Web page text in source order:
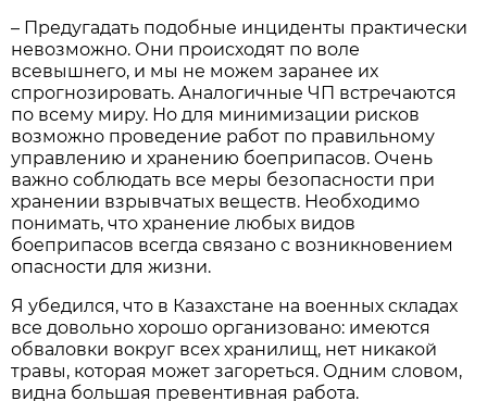
– Предугадать подобные инциденты практически
невозможно. Они происходят по воле
всевышнего, и мы не можем заранее их
спрогнозировать. Аналогичные ЧП встречаются
по всему миру. Но для минимизации рисков
возможно проведение работ по правильному
управлению и хранению боеприпасов. Очень
важно соблюдать все меры безопасности при
хранении взрывчатых веществ. Необходимо
понимать, что хранение любых видов
боеприпасов всегда связано с возникновением
опасности для жизни.
Я убедился, что в Казахстане на военных складах
все довольно хорошо организовано: имеются
обваловки вокруг всех хранилищ, нет никакой
травы, которая может загореться. Одним словом,
видна большая превентивная работа.